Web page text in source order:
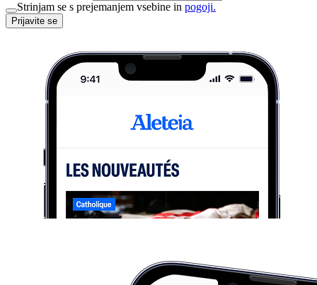
Strinjam se s prejemanjem vsebine in pogoji.
Prijavite se